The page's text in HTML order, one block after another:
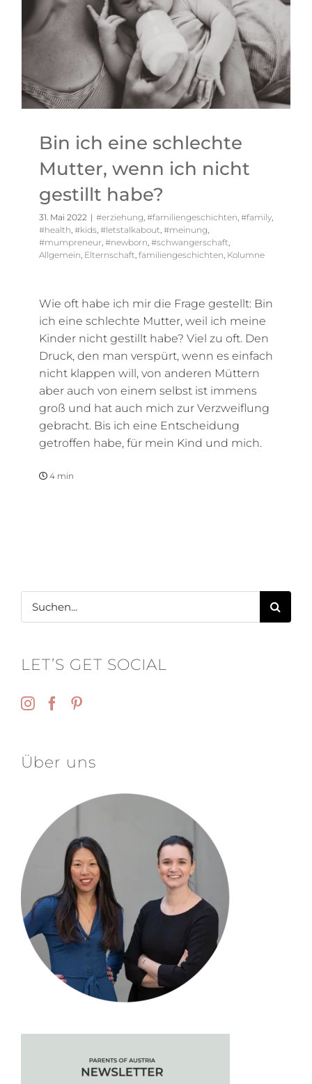
Bin ich eine schlechte
Mutter, wenn ich nicht
gestillt habe?
31. Mai 2022 | #erziehung, #familiengeschichten, #family,
#health, #kids, #letstalkabout, #meinung,
#mumpreneur, #newborn, #schwangerschaft,
Allgemein, Elternschaft, familiengeschichten, Kolumne
Wie oft habe ich mir die Frage gestellt: Bin
ich eine schlechte Mutter, weil ich meine
Kinder nicht gestillt habe? Viel zu oft. Den
Druck, den man verspürt, wenn es einfach
nicht klappen will, von anderen Müttern
aber auch von einem selbst ist immens
groß und hat auch mich zur Verzweiflung
gebracht. Bis ich eine Entscheidung
getroffen habe, für mein Kind und mich.
4 min
LET’S GET SOCIAL
Über uns